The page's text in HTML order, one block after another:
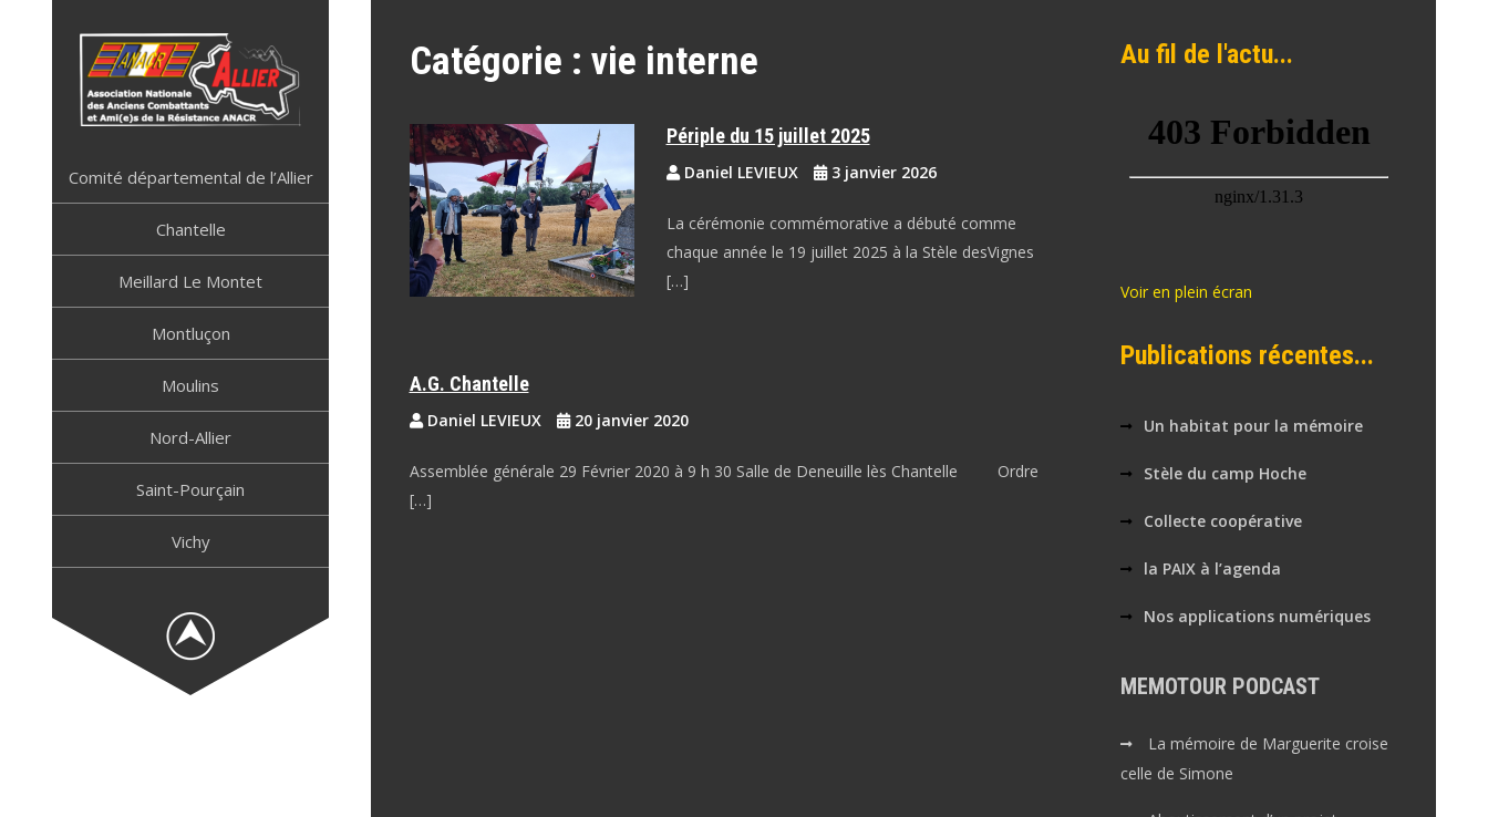
Comité départemental de l’Allier
Chantelle
Meillard Le Montet
Montluçon
Moulins
Nord-Allier
Saint-Pourçain
Vichy
Catégorie : vie interne
Périple du 15 juillet 2025
Daniel LEVIEUX 3 janvier 2026
La cérémonie commémorative a débuté comme
chaque année le 19 juillet 2025 à la Stèle desVignes
[…]
A.G. Chantelle
Daniel LEVIEUX 20 janvier 2020
Assemblée générale 29 Février 2020 à 9 h 30 Salle de Deneuille lès Chantelle Ordre
[…]
Au fil de l'actu...
Voir en plein écran
Publications récentes...
Un habitat pour la mémoire
Stèle du camp Hoche
Collecte coopérative
la PAIX à l’agenda
Nos applications numériques
MEMOTOUR PODCAST
La mémoire de Marguerite croise
celle de Simone